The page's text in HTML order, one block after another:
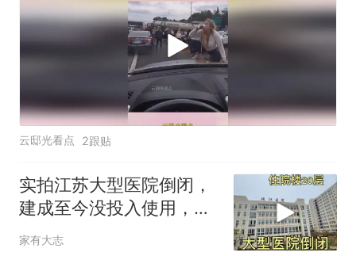
云邸光看点 2跟贴
实拍江苏大型医院倒闭，
建成至今没投入使用，造
价不菲，荒废路边
家有大志